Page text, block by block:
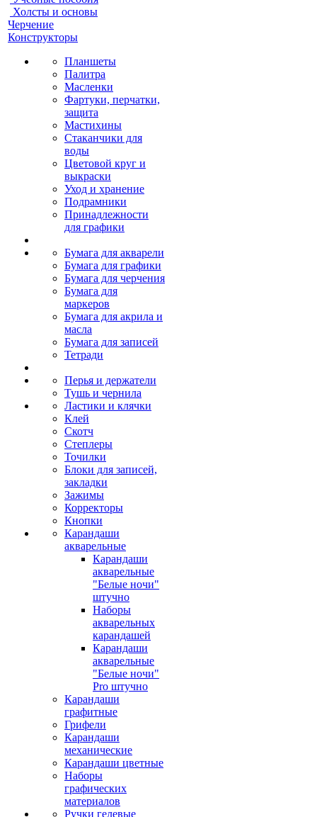
Холсты и основы
Черчение
Конструкторы
Планшеты
Палитра
Масленки
Фартуки, перчатки,
защита
Мастихины
Стаканчики для
воды
Цветовой круг и
выкраски
Уход и хранение
Подрамники
Принадлежности
для графики
Бумага для акварели
Бумага для графики
Бумага для черчения
Бумага для
маркеров
Бумага для акрила и
масла
Бумага для записей
Тетради
Перья и держатели
Тушь и чернила
Ластики и клячки
Клей
Скотч
Степлеры
Точилки
Блоки для записей,
закладки
Зажимы
Корректоры
Кнопки
Карандаши
акварельные
Карандаши
акварельные
"Белые ночи"
штучно
Наборы
акварельных
карандашей
Карандаши
акварельные
"Белые ночи"
Pro штучно
Карандаши
графитные
Грифели
Карандаши
механические
Карандаши цветные
Наборы
графических
материалов
Ручки гелевые